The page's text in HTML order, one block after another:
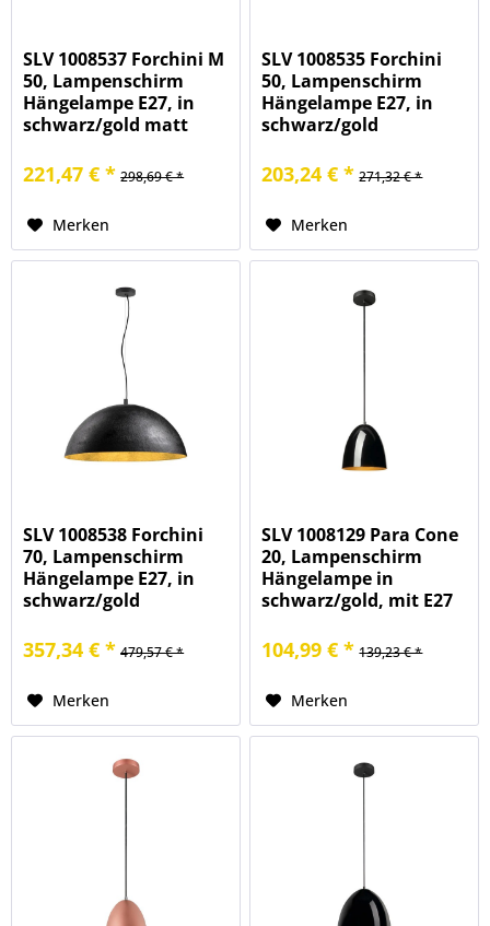
SLV 1008537 Forchini M
50, Lampenschirm
Hängelampe E27, in
schwarz/gold matt
221,47 € * 298,69 € *
Merken
SLV 1008535 Forchini
50, Lampenschirm
Hängelampe E27, in
schwarz/gold
203,24 € * 271,32 € *
Merken
SLV 1008538 Forchini
70, Lampenschirm
Hängelampe E27, in
schwarz/gold
357,34 € * 479,57 € *
Merken
SLV 1008129 Para Cone
20, Lampenschirm
Hängelampe in
schwarz/gold, mit E27
104,99 € * 139,23 € *
Merken